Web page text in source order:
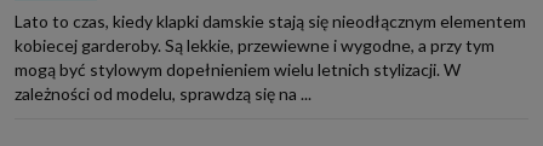
Lato to czas, kiedy klapki damskie stają się nieodłącznym elementem
kobiecej garderoby. Są lekkie, przewiewne i wygodne, a przy tym
mogą być stylowym dopełnieniem wielu letnich stylizacji. W
zależności od modelu, sprawdzą się na ...